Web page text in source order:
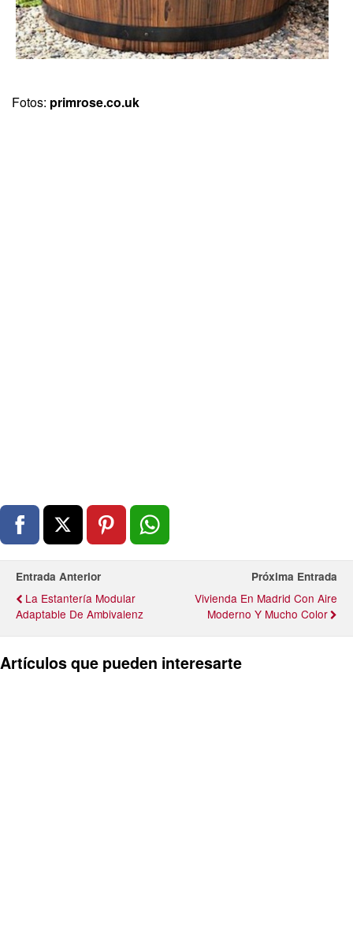
Fotos: primrose.co.uk
Entrada Anterior
La Estantería Modular
Adaptable De Ambivalenz
Próxima Entrada
Vivienda En Madrid Con Aire
Moderno Y Mucho Color
Artículos que pueden interesarte